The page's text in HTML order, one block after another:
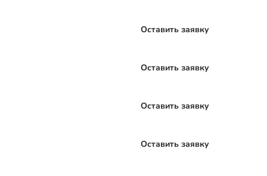
Оставить заявку
Оставить заявку
Оставить заявку
Оставить заявку